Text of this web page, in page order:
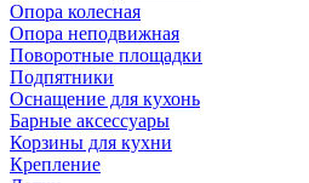
Опора колесная
Опора неподвижная
Поворотные площадки
Подпятники
Оснащение для кухонь
Барные аксессуары
Корзины для кухни
Крепление